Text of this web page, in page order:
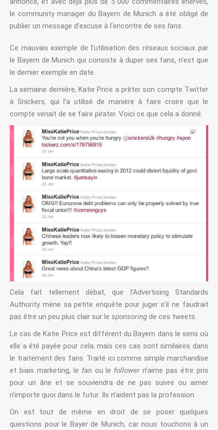
le community manager du Bayern de Munich a été obligé de
publier un message d’excuse à l’encontre de ses fans.
Ce mauvais exemple de l’utilisation des réseaux sociaux par
le Bayern de Munich qui consiste à duper ses fans, n’est que
le dernier exemple en date.
La semaine dernière, Katie Price a prêter son compte Twitter
à Snickers, qui l’a utilisé de manière à faire croire que le
compte venait de se faire pirater. Voici ce que cela a donné.
Cela fait tellement débat, que l’Advertising Standards
Authority mène sa petite enquête pour juger s’il ne faudrait
pas être un peu plus clair sur le sponsoring de ces tweets.
Le cas de Katie Price est différent du Bayern dans le sens où
elle a été payée pour cela; mais ces cas sont similaires dans
le traitement des fans. Traité ici comme simple marchandise
et biais marketing, le fan ou le followern’aime pas être pris
pour un âne et se souviendra de ne pas suivre ou aimer
n’importe quoi dans le futur. Ils n’aident pas la profession.
On est tout de même en droit de se poser quelques
questions pour le Bayer de Munich, car nous touchons à un